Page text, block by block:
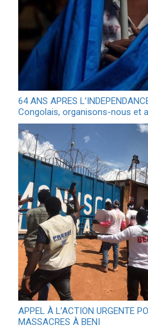
64 ANS APRES
Congolais, organisons-nous et
APPEL À L’ACTION URGENTE
MASSACRES À BENI